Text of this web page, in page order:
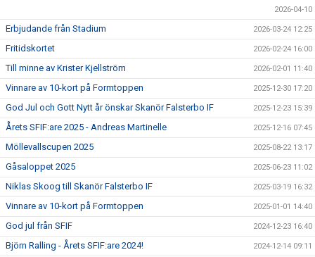
TRÄNINGSTIPS
ÅRETS SFIF:ARE
INFO MÖTANDE UNGDOMSLAG
2026-04-10
Erbjudande från Stadium 2026-03-24 12:25
Fritidskortet 2026-02-24 16:00
Till minne av Krister Kjellström 2026-02-01 11:40
Vinnare av 10-kort på Formtoppen 2025-12-30 17:20
God Jul och Gott Nytt år önskar Skanör Falsterbo IF 2025-12-23 15:39
Årets SFIF:are 2025 - Andreas Martinelle 2025-12-16 07:45
Möllevallscupen 2025 2025-08-22 13:17
Gåsaloppet 2025 2025-06-23 11:02
Niklas Skoog till Skanör Falsterbo IF 2025-03-19 16:32
Vinnare av 10-kort på Formtoppen 2025-01-01 14:40
God jul från SFIF 2024-12-23 16:40
Björn Ralling - Årets SFIF:are 2024! 2024-12-14 09:11